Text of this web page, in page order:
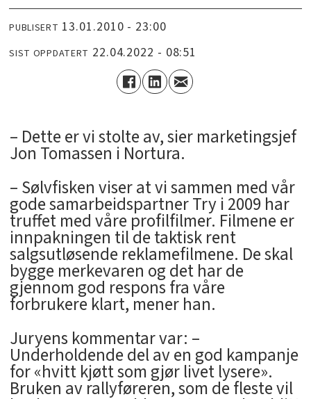
PUBLISERT 13.01.2010 - 23:00
SIST OPPDATERT 22.04.2022 - 08:51
– Dette er vi stolte av, sier marketingsjef
Jon Tomassen i Nortura.
– Sølvfisken viser at vi sammen med vår
gode samarbeidspartner Try i 2009 har
truffet med våre profilfilmer. Filmene er
innpakningen til de taktisk rent
salgsutløsende reklamefilmene. De skal
bygge merkevaren og det har de
gjennom god respons fra våre
forbrukere klart, mener han.
Juryens kommentar var: –
Underholdende del av en god kampanje
for «hvitt kjøtt som gjør livet lysere».
Bruken av rallyføreren, som de fleste vil